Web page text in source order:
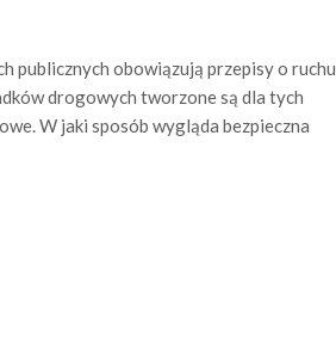
publicznych obowiązują przepisy o ruchu
drogowych tworzone są dla tych
W jaki sposób wygląda bezpieczna